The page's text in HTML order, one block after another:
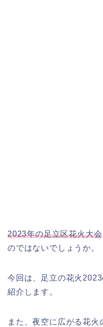
2023年の足立区花火大会
のではないでしょうか。
今回は、足立の花火
紹介します。
また、夜空に広がる花